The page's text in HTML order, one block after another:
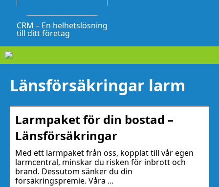
CRM – En helhetslösning
till ditt företag
Länsförsäkringar larm
Larmpaket för din bostad –
Länsförsäkringar
Med ett larmpaket från oss, kopplat till vår egen
larmcentral, minskar du risken för inbrott och
brand. Dessutom sänker du din
försäkringspremie. Våra …